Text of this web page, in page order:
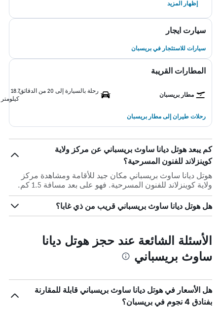
إظهار المزيد
سيارت ايجار
سيارات للاستئجار في بريسبان
المطارات القريبة
مطار بريسبان
رحلة بالسيارة إلى 20 من الدقائق
18.7
كيلومتر
رحلات طيران إلى مطار بريسبان
كم يبعد هوتل ديانا ساوث بريسباني عن مركز ولاية
كوينزلاند للفنون المسرحية؟
هوتل ديانا ساوث بريسباني مكان جيد للأقامة ومشاهدة مركز
ولاية كوينزلاند للفنون المسرحية. فهو على بعد مسافة 1.5 كم.
هل هوتل ديانا ساوث بريسباني قريب من ذي غابا؟
الأسئلة الشائعة عند حجز هوتل ديانا
ساوث بريسباني
هل الأسعار في هوتل ديانا ساوث بريسباني قابلة للمقارنة
بفنادق 4 نجوم في بريسبان؟